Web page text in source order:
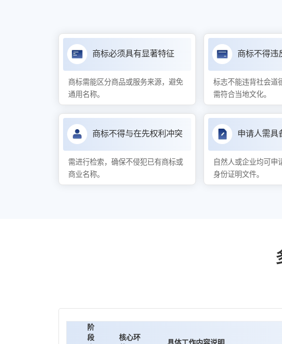
商标必须具有显著特征
商标需能区分商品或服务来源，避免
通用名称。
商标不得违
标志不能违背社会道
需符合当地文化。
商标不得与在先权利冲突
需进行检索，确保不侵犯已有商标或
商业名称。
申请人需具
自然人或企业均可申
身份证明文件。
阶
段
核心环